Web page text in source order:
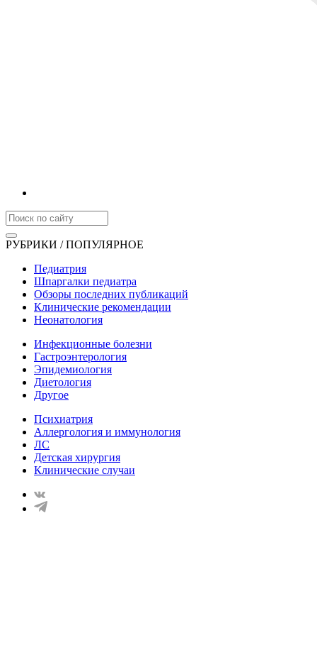
РУБРИКИ / ПОПУЛЯРНОЕ
Педиатрия
Шпаргалки педиатра
Обзоры последних публикаций
Клинические рекомендации
Неонатология
Инфекционные болезни
Гастроэнтерология
Эпидемиология
Диетология
Другое
Психиатрия
Аллергология и иммунология
ЛС
Детская хирургия
Клинические случаи